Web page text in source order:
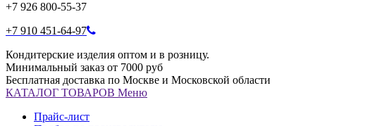
+7 926 800-55-37
+7 910 451-64-97
Кондитерские изделия оптом и в розницу.
Минимальный заказ от 7000 руб
Бесплатная доставка по Москве и Московской области
КАТАЛОГ ТОВАРОВ Меню
Прайс-лист